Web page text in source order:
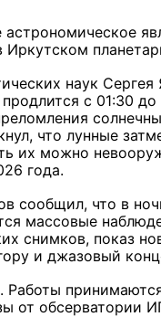
наук Сергея
с 01:30
что лунные
их можно
года.
сообщил, что в
массовые
снимков, показ
и джазовый
от обсерватории